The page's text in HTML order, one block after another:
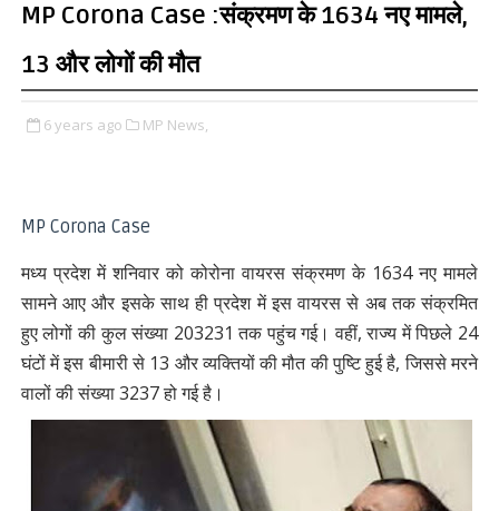
MP Corona Case :संक्रमण के 1634 नए मामले,
13 और लोगों की मौत
6 years ago MP News,
MP Corona Case
मध्य प्रदेश में शनिवार को कोरोना वायरस संक्रमण के 1634 नए मामले
सामने आए और इसके साथ ही प्रदेश में इस वायरस से अब तक संक्रमित
हुए लोगों की कुल संख्या 203231 तक पहुंच गई। वहीं, राज्य में पिछले 24
घंटों में इस बीमारी से 13 और व्यक्तियों की मौत की पुष्टि हुई है, जिससे मरने
वालों की संख्या 3237 हो गई है।